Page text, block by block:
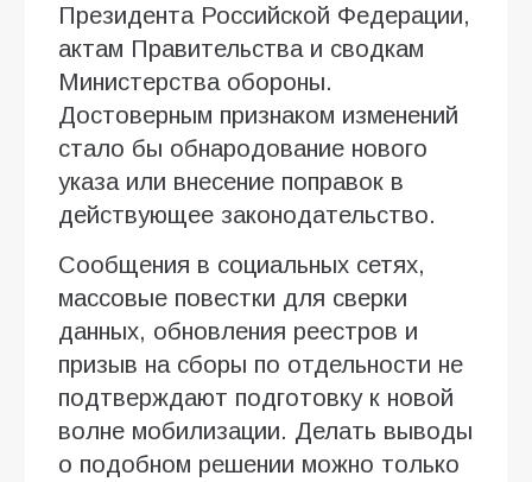
Президента Российской Федерации,
актам Правительства и сводкам
Министерства обороны.
Достоверным признаком изменений
стало бы обнародование нового
указа или внесение поправок в
действующее законодательство.
Сообщения в социальных сетях,
массовые повестки для сверки
данных, обновления реестров и
призыв на сборы по отдельности не
подтверждают подготовку к новой
волне мобилизации. Делать выводы
о подобном решении можно только